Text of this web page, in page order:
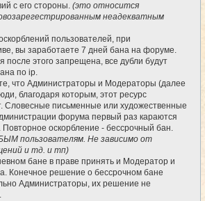
с его стороны. (это относится
неадекватным
пользователей, при
вы заработаете 7 дней бана на форуме.
после этого запрещена, все дубли будут
по ip.
что Администраторы и Модераторы (далее
благодаря которым, этот ресурс
Словесные письменные или художественные
форума первый раз караются
оскорбление - бессрочный бан.
пользователям. Не зависимо от
и тд. и тп)
бане в праве принять и Модератор и
Конечное решение о бессрочном бане
Администраторы, их решение не